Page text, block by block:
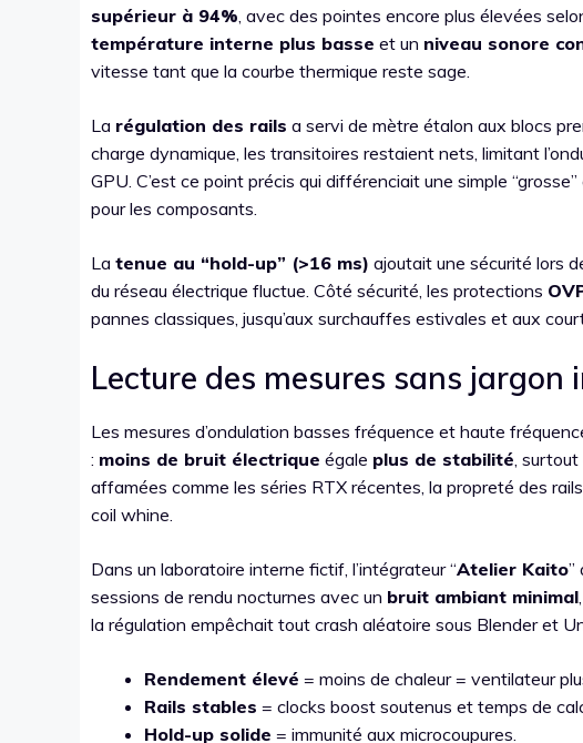
supérieur à 94% , avec des pointes encore plus élevées
température interne plus basse et un niveau sonore
vitesse tant que la courbe thermique reste sage.
La régulation des rails a servi de mètre étalon aux blocs
charge dynamique, les transitoires restaient nets, limitant
GPU. C’est ce point précis qui différenciait une simple
pour les composants.
La tenue au “hold-up” (>16 ms) ajoutait une sécurité lors
du réseau électrique fluctue. Côté sécurité, les protections
pannes classiques, jusqu’aux surchauffes estivales et aux
Lecture des mesures sans jargon
Les mesures d’ondulation basses fréquence et haute
: moins de bruit électrique égale plus de stabilité ,
affamées comme les séries RTX récentes, la propreté des
coil whine.
Dans un laboratoire interne fictif, l’intégrateur “Atelier Kaito”
sessions de rendu nocturnes avec un bruit ambiant minimal
la régulation empêchait tout crash aléatoire sous Blender et
Rendement élevé = moins de chaleur = ventilateur
Rails stables = clocks boost soutenus et temps de
Hold-up solide = immunité aux microcoupures.